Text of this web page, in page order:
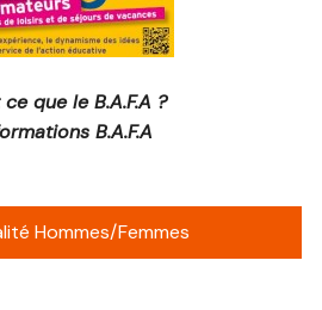
ce que le B.A.F.A ?
B.A.F.A
Hommes/Femmes